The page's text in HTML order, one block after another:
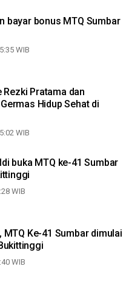
bayar bonus MTQ Sumbar
WIB
Rezki Pratama dan
Hidup Sehat di
WIB
buka MTQ ke-41 Sumbar
WIB
MTQ Ke-41 Sumbar dimulai
WIB